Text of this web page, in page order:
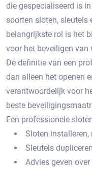
die gespecialiseerd is
soorten sloten, sleutels
belangrijkste rol is het
voor het beveiligen van
De definitie van een
dan alleen het openen
verantwoordelijk voor
beste
Een professionele
Sloten installeren,
Sleutels
Advies geven